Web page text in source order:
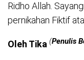
Ridho Allah.
pernikahan Fiktif
Oleh Tika (Penulis